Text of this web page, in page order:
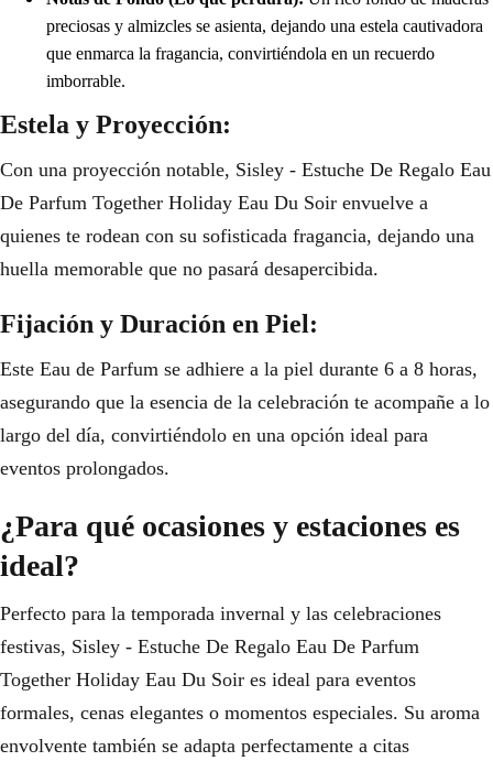
preciosas y almizcles se asienta, dejando una estela cautivadora
que enmarca la fragancia, convirtiéndola en un recuerdo
imborrable.
Estela y Proyección:
Con una proyección notable, Sisley - Estuche De Regalo Eau
De Parfum Together Holiday Eau Du Soir envuelve a
quienes te rodean con su sofisticada fragancia, dejando una
huella memorable que no pasará desapercibida.
Fijación y Duración en Piel:
Este Eau de Parfum se adhiere a la piel durante 6 a 8 horas,
asegurando que la esencia de la celebración te acompañe a lo
largo del día, convirtiéndolo en una opción ideal para
eventos prolongados.
¿Para qué ocasiones y estaciones es
ideal?
Perfecto para la temporada invernal y las celebraciones
festivas, Sisley - Estuche De Regalo Eau De Parfum
Together Holiday Eau Du Soir es ideal para eventos
formales, cenas elegantes o momentos especiales. Su aroma
envolvente también se adapta perfectamente a citas